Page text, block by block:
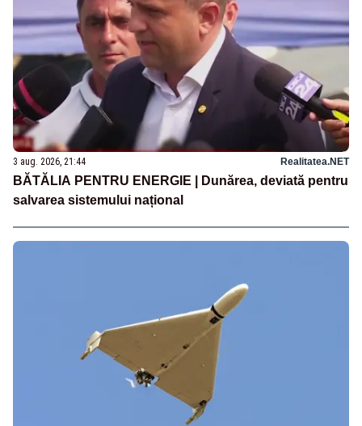
3 aug. 2026, 21:44 Realitatea.NET
BĂTĂLIA PENTRU ENERGIE | Dunărea, deviată pentru
salvarea sistemului național